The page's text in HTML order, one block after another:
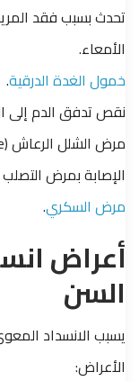
تحدث بسبب فقد
الأمعاء.
خمول الغدة الدرقية.
نقص تدفق الدم إلى
مرض الشلل الرعاش (Parkinson’s disease).
الإصابة بمرض
مرض السكري.
أعراض
السن
يسبب الانسداد
الأعراض: